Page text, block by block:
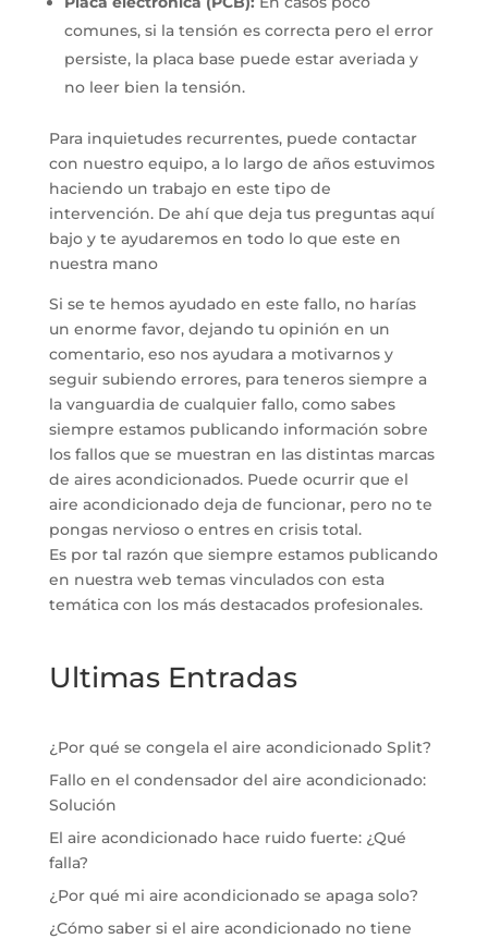
comunes, si la tensión es correcta pero el error
persiste, la placa base puede estar averiada y
no leer bien la tensión.
Para inquietudes recurrentes, puede contactar
con nuestro equipo, a lo largo de años estuvimos
haciendo un trabajo en este tipo de
intervención. De ahí que deja tus preguntas aquí
bajo y te ayudaremos en todo lo que este en
nuestra mano
Si se te hemos ayudado en este fallo, no harías
un enorme favor, dejando tu opinión en un
comentario, eso nos ayudara a motivarnos y
seguir subiendo errores, para teneros siempre a
la vanguardia de cualquier fallo, como sabes
siempre estamos publicando información sobre
los fallos que se muestran en las distintas marcas
de aires acondicionados. Puede ocurrir que el
aire acondicionado deja de funcionar, pero no te
pongas nervioso o entres en crisis total.
Es por tal razón que siempre estamos publicando
en nuestra web temas vinculados con esta
temática con los más destacados profesionales.
Ultimas Entradas
¿Por qué se congela el aire acondicionado Split?
Fallo en el condensador del aire acondicionado:
Solución
El aire acondicionado hace ruido fuerte: ¿Qué
falla?
¿Por qué mi aire acondicionado se apaga solo?
¿Cómo saber si el aire acondicionado no tiene